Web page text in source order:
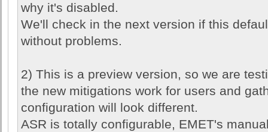
why it's disabled.
We'll check in the next version if this
without problems.
2) This is a preview version, so we are
the new mitigations work for users and
configuration will look different.
ASR is totally configurable, EMET's